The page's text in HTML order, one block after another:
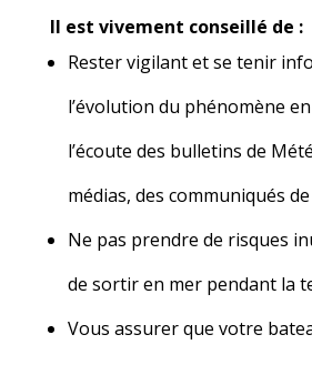
Il est vivement conseillé de :
Rester vigilant et se tenir
l’évolution du phénomène
l’écoute des bulletins de
médias, des communiqués
Ne pas prendre de risques
de sortir en mer pendant la
Vous assurer que votre